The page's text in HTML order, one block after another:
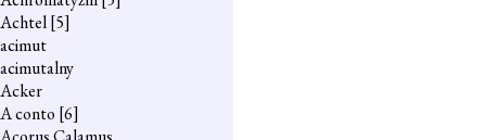
Achtel[5]
acimut
acimutalny
Acker
A conto [6]